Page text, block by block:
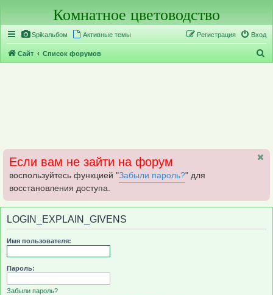
Комнатное цветоводство
Spikальбом Активные темы Вход
Регистрация
Сайт Список форумов
Если вам не зайти на форум
воспользуйтесь функцией "Забыли пароль?" для
восстановления доступа.
LOGIN_EXPLAIN_GIVENS
Имя пользователя:
Пароль:
Забыли пароль?